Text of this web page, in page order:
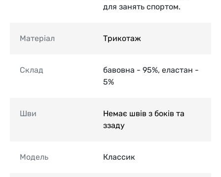
для занять спортом.
Матеріал Трикотаж
Склад
бавовна - 95%, еластан -
5%
Шви
Немає швів з боків та
ззаду
Модель Классик